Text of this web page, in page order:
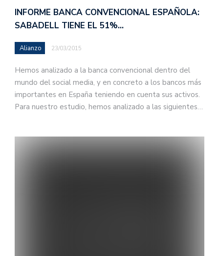
INFORME BANCA CONVENCIONAL ESPAÑOLA:
SABADELL TIENE EL 51%…
Alianzo 23/03/2015
Hemos analizado a la banca convencional dentro del
mundo del social media, y en concreto a los bancos más
importantes en España teniendo en cuenta sus activos.
Para nuestro estudio, hemos analizado a las siguientes…